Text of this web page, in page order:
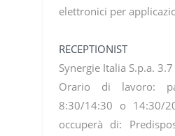
elettronici per
RECEPTIONIST
Synergie Italia S.p.a.
Orario di lavoro:
8:30/14:30 o 14:30/
occuperà di: